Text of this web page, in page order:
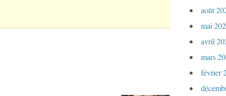
août
mai
avril
mars
février